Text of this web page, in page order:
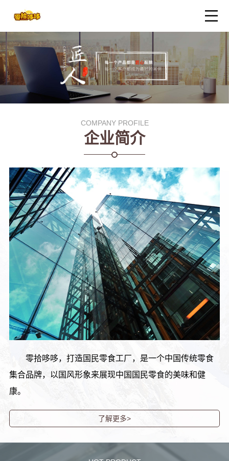
COMPANY PROFILE
企业简介
零拾哆哆，打造国民零食工厂，是一个中国传统零食
集合品牌，以国风形象来展现中国国民零食的美味和健
康。
了解更多>